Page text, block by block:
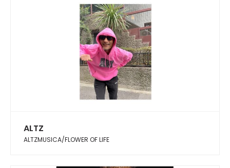
ALTZ
ALTZMUSICA/FLOWER OF LIFE